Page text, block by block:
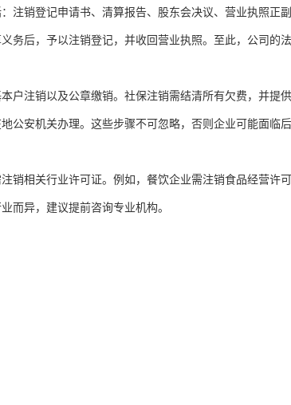
注销登记申请书、清算报告、股东会决议、营业执照正
务后，予以注销登记，并收回营业执照。至此，公司的法
户注销以及公章缴销。社保注销需结清所有欠费，并提
公安机关办理。这些步骤不可忽略，否则企业可能面临后
销相关行业许可证。例如，餐饮企业需注销食品经营许
而异，建议提前咨询专业机构。